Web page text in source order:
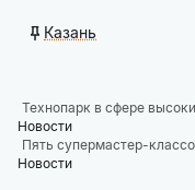
Казань
Технопарк в сфере
Новости
Пять супермастер-
Новости